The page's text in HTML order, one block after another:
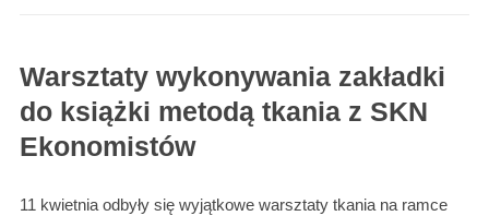
Warsztaty wykonywania zakładki
do książki metodą tkania z SKN
Ekonomistów
11 kwietnia odbyły się wyjątkowe warsztaty tkania na ramce